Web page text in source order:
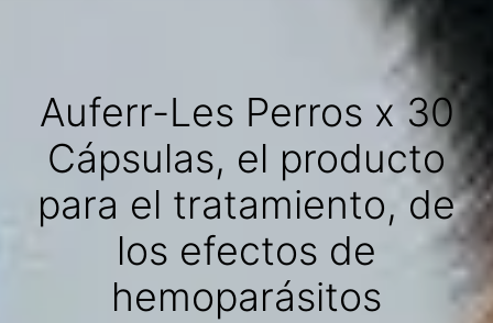
Auferr-Les Perros x 30
Cápsulas, el producto
para el tratamiento, de
los efectos de
hemoparásitos